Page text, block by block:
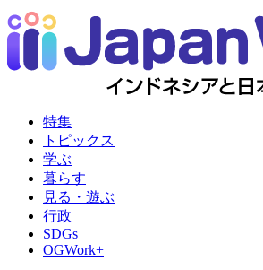
特集
トピックス
学ぶ
暮らす
見る・遊ぶ
行政
SDGs
OGWork+